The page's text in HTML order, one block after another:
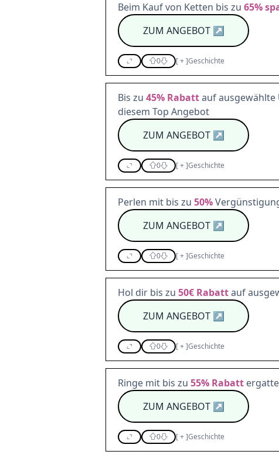
Beim Kauf von Ketten bis zu 65%
ZUM ANGEBOT↗
0 [+]Geschichte
Bis zu 45% Rabattauf ausgewählte
diesem Top Angebot
ZUM ANGEBOT↗
0 [+]Geschichte
Perlen mit bis zu 50%
ZUM ANGEBOT↗
0 [+]Geschichte
Hol dir bis zu 50€ Rabattauf
ZUM ANGEBOT↗
0 [+]Geschichte
Ringe mit bis zu 55% Rabatt
ZUM ANGEBOT↗
0 [+]Geschichte